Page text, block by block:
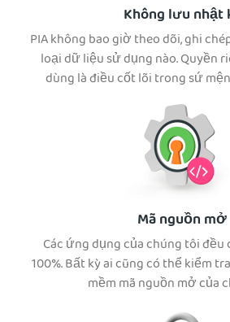
Không lưu nhật
PIA không bao giờ theo dõi, ghi
loại dữ liệu sử dụng nào. Quyền
dùng là điều cốt lõi trong sứ
Mã nguồn mở
Các ứng dụng của chúng tôi đều
100%. Bất kỳ ai cũng có thể kiểm
mềm mã nguồn mở của